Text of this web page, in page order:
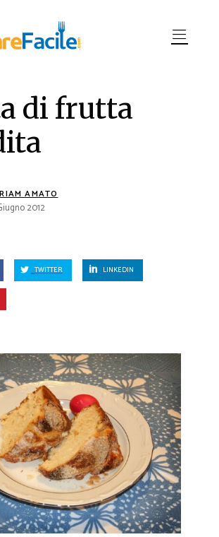
di frutta
AMATO
2012
TWITTER LINKEDIN